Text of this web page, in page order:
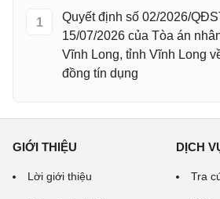
1
Quyết định số 02/2026/
15/07/2026 của Tòa án
Vĩnh Long, tỉnh Vĩnh Long
đồng tín dụng
GIỚI THIỆU
Lời giới thiệu
DỊCH
Tra